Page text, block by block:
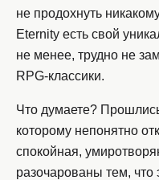
не продохнуть
Eternity есть свой
не менее, трудно не
RPG-классики.
Что думаете?
которому непонятно
спокойная,
разочарованы тем, что